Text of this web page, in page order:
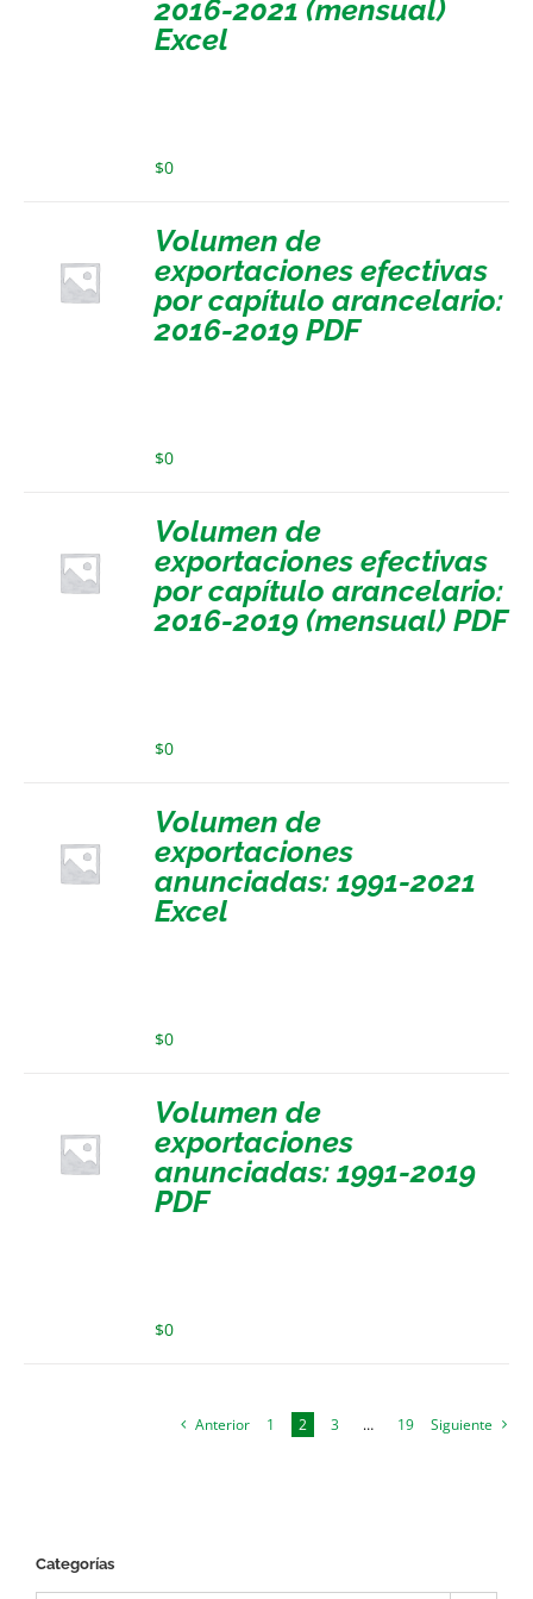
2016-2021 (mensual)
Excel
$0
Volumen de
exportaciones efectivas
por capítulo arancelario:
2016-2019 PDF
$0
Volumen de
exportaciones efectivas
por capítulo arancelario:
2016-2019 (mensual) PDF
$0
Volumen de
exportaciones
anunciadas: 1991-2021
Excel
$0
Volumen de
exportaciones
anunciadas: 1991-2019
PDF
$0
Anterior 1 2 3 … 19 Siguiente
Categorías